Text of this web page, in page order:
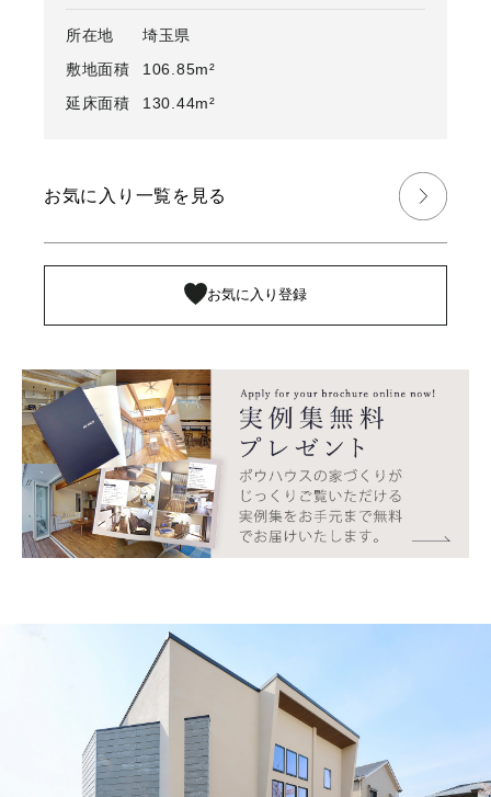
所在地
埼玉県
敷地面積
106.85m²
延床面積
130.44m²
お気に入り登録
お気に入り一覧を見る